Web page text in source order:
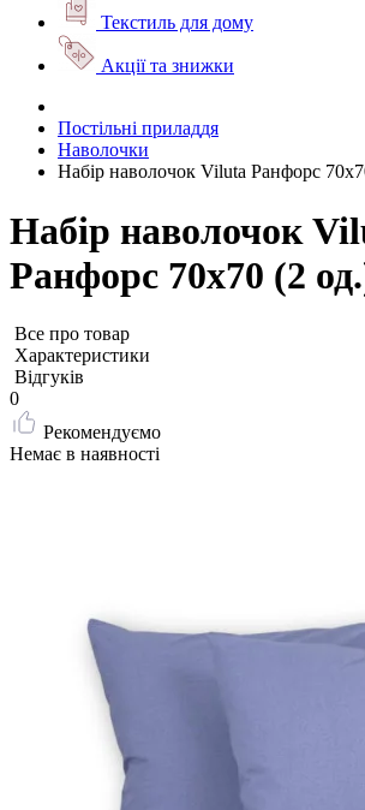
Текстиль для дому
Акції та знижки
Постільні приладдя
Наволочки
Набір наволочок Viluta Ранфорс
Набір наволочок
Ранфорс 70х70 (2
Все про товар
Характеристики
Відгуків
0
Рекомендуємо
Немає в наявності